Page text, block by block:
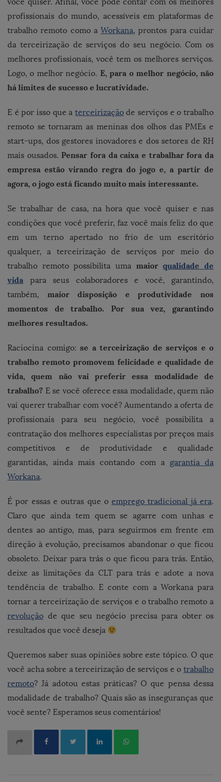
profissionais do mundo, acessíveis em plataformas de
trabalho remoto como aWorkana, prontos para cuidar
da terceirização de serviços do seu negócio. Com os
melhores profissionais, você tem os melhores serviços.
Logo, o melhor negócio. E, para o melhor negócio, não
há limites de sucesso e lucratividade.
E é por isso que a terceirizaçãode serviços e o trabalho
remoto se tornaram as meninas dos olhos das PMEs e
start-ups, dos gestores inovadores e dos setores de RH
mais ousados. Pensar fora da caixa e trabalhar fora da
empresa estão virando regra do jogo e, a partir de
agora, o jogo está ficando muito mais interessante.
Se trabalhar de casa, na hora que você quiser e nas
condições que você preferir, faz você mais feliz do que
em um terno apertado no frio de um escritório
qualquer, a terceirização de serviços por meio do
trabalho remoto possibilita uma maiorqualidade de
vida para seus colaboradores e você, garantindo,
também, maior disposição e produtividade nos
momentos de trabalho. Por sua vez, garantindo
melhores resultados.
Raciocina comigo: se a terceirização de serviços e o
trabalho remoto promovem felicidade e qualidade de
vida, quem não vai preferir essa modalidade de
trabalho? E se você oferece essa modalidade, quem não
vai querer trabalhar com você? Aumentando a oferta de
profissionais para seu negócio, você possibilita a
contratação dos melhores especialistas por preços mais
competitivos e de produtividade e qualidade
garantidas, ainda mais contando com a garantia da
Workana.
É por essas e outras que oemprego tradicional já era.
Claro que ainda tem quem se agarre com unhas e
dentes ao antigo, mas, para seguirmos em frente em
direção à evolução, precisamos abandonar o que ficou
obsoleto. Deixar para trás o que ficou para trás. Então,
deixe as limitações da CLT para trás e adote a nova
tendência de trabalho. E conte com a Workana para
tornar a terceirização de serviços e o trabalho remoto a
revolução de que seu negócio precisa para obter os
resultados que você deseja
Queremos saber suas opiniões sobre este tópico. O que
você acha sobre a terceirização de serviços e o trabalho
remoto? Já adotou estas práticas? O que pensa dessa
modalidade de trabalho? Quais são as inseguranças que
você sente? Esperamos seus comentários!